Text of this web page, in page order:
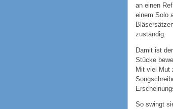
an einen
einem Solo
zuständig.
Damit ist
Stücke
Mit viel Mut
So swingt